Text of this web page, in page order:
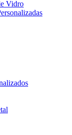
Vidro